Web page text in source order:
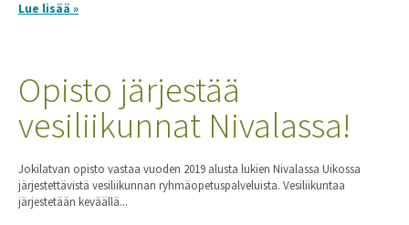
Lue lisää »
Opisto järjestää
vesiliikunnat Nivalassa!
Jokilatvan opisto vastaa vuoden 2019 alusta lukien Nivalassa Uikossa
järjestettävistä vesiliikunnan ryhmäopetuspalveluista. Vesiliikuntaa
järjestetään keväällä...